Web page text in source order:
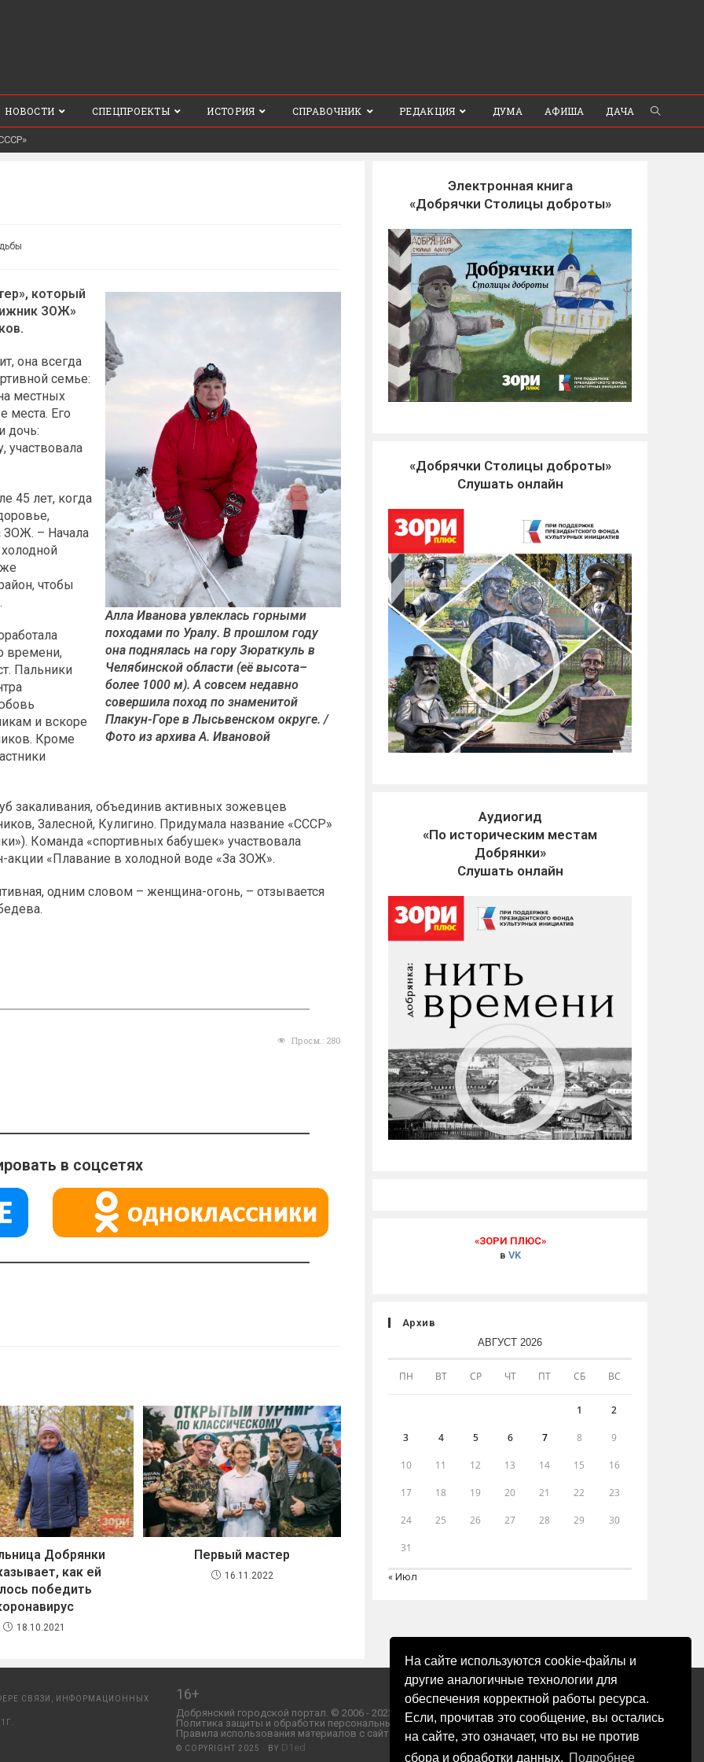
На сайте используются cookie-файлы и
другие аналогичные технологии для
обеспечения корректной работы ресурса.
Если, прочитав это сообщение, вы остались
на сайте, это означает, что вы не против
сбора и обработки данных. Подробнее
НОВОСТИ СПЕЦПРОЕКТЫ ИСТОРИЯ СПРАВОЧНИК РЕДАКЦИЯ ДУМА АФИША ДАЧА
Алла Иванова увлеклась горными
походами по Уралу. В прошлом году
она поднялась на гору Зюраткуль в
Челябинской области (её высота–
более 1000 м). А совсем недавно
совершила поход по знаменитой
Плакун-Горе в Лысьвенском округе. /
Фото из архива А. Ивановой
который
ЗОЖ»
она всегда
семье:
местных
места. Его
дочь:
участвовала
45 лет, когда
ЗОЖ. – Начала
чтобы
времени,
Пальники
и вскоре
Кроме
закаливания, объединив активных зожевцев
Залесной, Кулигино. Придумала название «СССР»
Команда «спортивных бабушек» участвовала
акции «Плавание в холодной воде «За ЗОЖ».
одним словом – женщина-огонь, – отзывается
Просм.: 280
в соцсетях
Добрянки
как ей
победить
18.10.2021
Первый мастер
16.11.2022
Электронная книга
«Добрячки Столицы доброты»
«Добрячки Столицы доброты»
Слушать онлайн
Аудиогид
«По историческим местам
Добрянки»
Слушать онлайн
«ЗОРИ ПЛЮС»
в VK
Архив
АВГУСТ 2026
ПН ВТ СР ЧТ ПТ СБ ВС
1 2
3 4 5 6 7 8 9
10 11 12 13 14 15 16
17 18 19 20 21 22 23
24 25 26 27 28 29 30
31
« Июл
СВЯЗИ, ИНФОРМАЦИОННЫХ
16+
Добрянский городской портал. © 2006 - 2023 ООО «Пресса-Том».
Политика защиты и обработки персональных данных ООО «Пресса-Том».
Правила использования материалов с сайта «ЗОРИ ПЛЮС».
© COPYRIGHT 2025 · BY D1ed